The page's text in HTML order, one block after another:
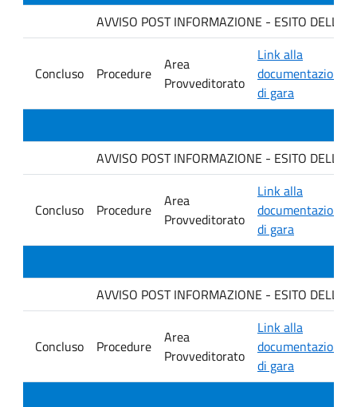
AVVISO POST INFORMAZIONE - ESITO
Concluso Procedure
Area
Provveditorato
Link alla
documentazione
di gara
AVVISO POST INFORMAZIONE - ESITO
Concluso Procedure
Area
Provveditorato
Link alla
documentazione
di gara
AVVISO POST INFORMAZIONE - ESITO
Concluso Procedure
Area
Provveditorato
Link alla
documentazione
di gara